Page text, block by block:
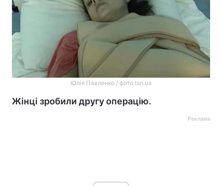
Юлія Павленко / фото tsn.ua
Жінці зробили другу операцію.
Реклама